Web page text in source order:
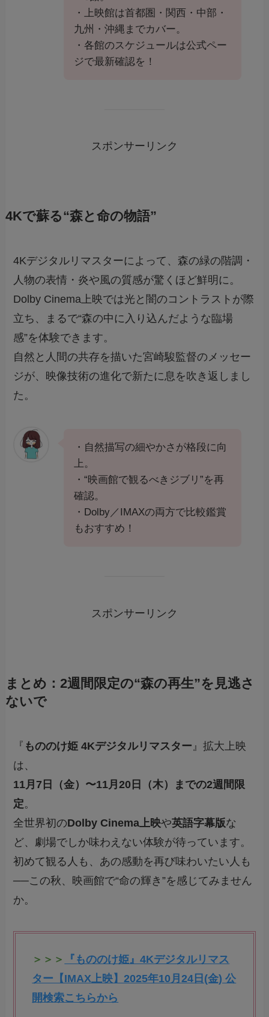
・上映館は首都圏・関西・中部・
九州・沖縄までカバー。
・各館のスケジュールは公式ペー
ジで最新確認を！
スポンサーリンク
4Kで蘇る“森と命の物語”
4Kデジタルリマスターによって、森の緑の階調・
人物の表情・炎や風の質感が驚くほど鮮明に。
Dolby Cinema上映では光と闇のコントラストが際
立ち、まるで“森の中に入り込んだような臨場
感”を体験できます。
自然と人間の共存を描いた宮崎駿監督のメッセー
ジが、映像技術の進化で新たに息を吹き返しまし
た。
・自然描写の細やかさが格段に向
上。
・“映画館で観るべきジブリ”を再
確認。
・Dolby／IMAXの両方で比較鑑賞
もおすすめ！
スポンサーリンク
まとめ：2週間限定の“森の再生”を見逃さ
ないで
『 もののけ姫 4Kデジタルリマスター 』拡大上映
は、
11月7日（金）〜11月20日（木）までの2週間限
定。
全世界初のDolby Cinema上映や英語字幕版な
ど、劇場でしか味わえない体験が待っています。
初めて観る人も、あの感動を再び味わいたい人も
──この秋、映画館で“命の輝き”を感じてみません
か。
＞＞＞
『もののけ姫』4Kデジタルリマス
ター【IMAX上映】2025年10月24日(金) 公
開検索こちらから